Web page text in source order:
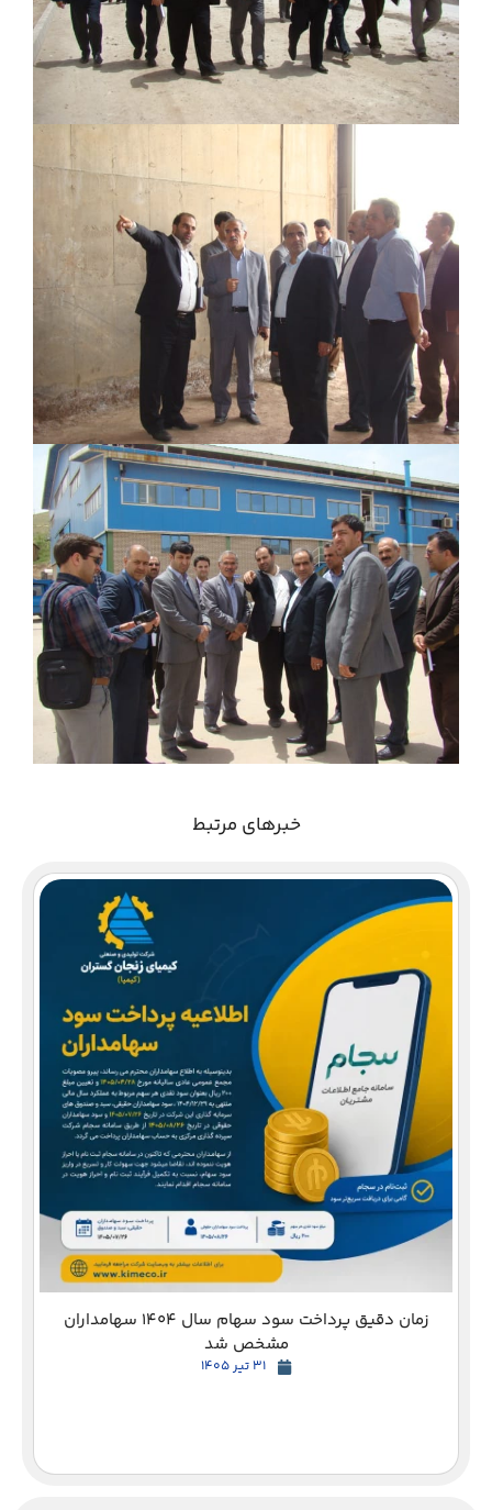
خبرهای مرتبط
زمان دقیق پرداخت سود سهام سال 1404 سهامداران
مشخص شد
31 تیر 1405